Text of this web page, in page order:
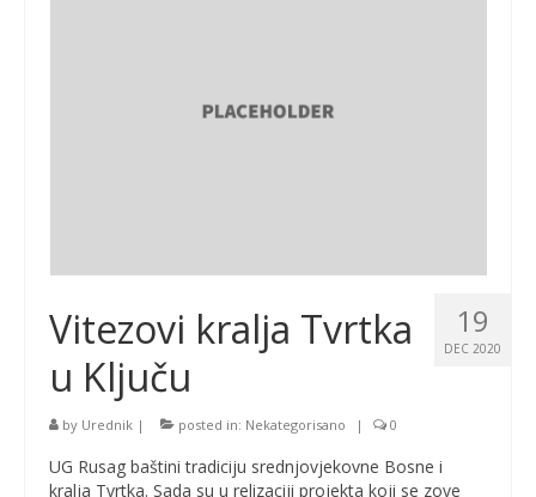
19
DEC 2020
Vitezovi kralja Tvrtka
u Ključu
by Urednik | posted in: Nekategorisano | 0
UG Rusag baštini tradiciju srednjovjekovne Bosne i
kralja Tvrtka. Sada su u relizaciji projekta koji se zove